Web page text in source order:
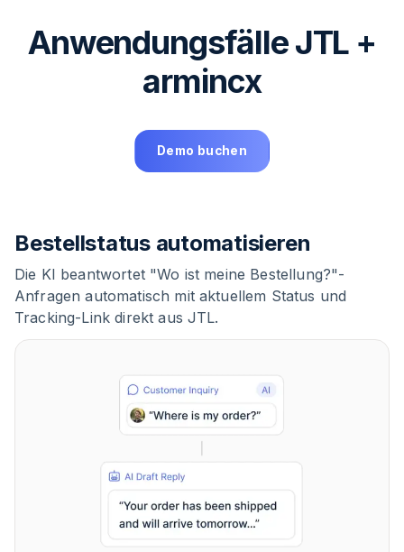
Anwendungsfälle JTL +
armincx
Demo buchen
Bestellstatus automatisieren
Die KI beantwortet "Wo ist meine Bestellung?"-
Anfragen automatisch mit aktuellem Status und
Tracking-Link direkt aus JTL.